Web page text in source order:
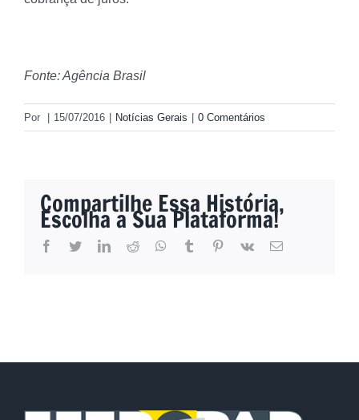
Fonte: Agência Brasil
Por 15/07/2016 Notícias Gerais 0 Comentários
Compartilhe Essa História,
Escolha a Sua Plataforma!
facebook
twitterlinkedinreddit whatsapptumblr pinterest
vk
E-